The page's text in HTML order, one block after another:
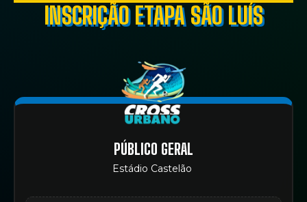
INSCRIÇÃO ETAPA SÃO LUÍS
PÚBLICO GERAL
Estádio Castelão